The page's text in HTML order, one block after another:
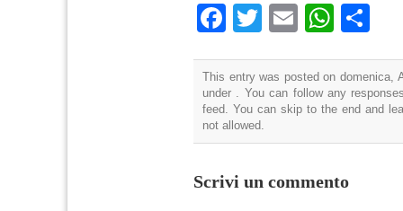
Facebook
Twitter
Email
This entry was posted on domenica,
under . You can follow any
feed. You can skip to the end and
not allowed.
Scrivi un commento